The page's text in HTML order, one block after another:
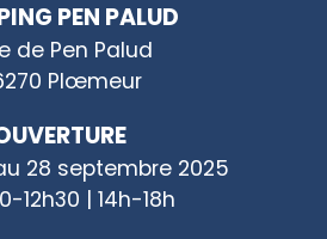
PEN PALUD
de Pen Palud
Plœmeur
28 septembre 2025
12h30 | 14h-18h